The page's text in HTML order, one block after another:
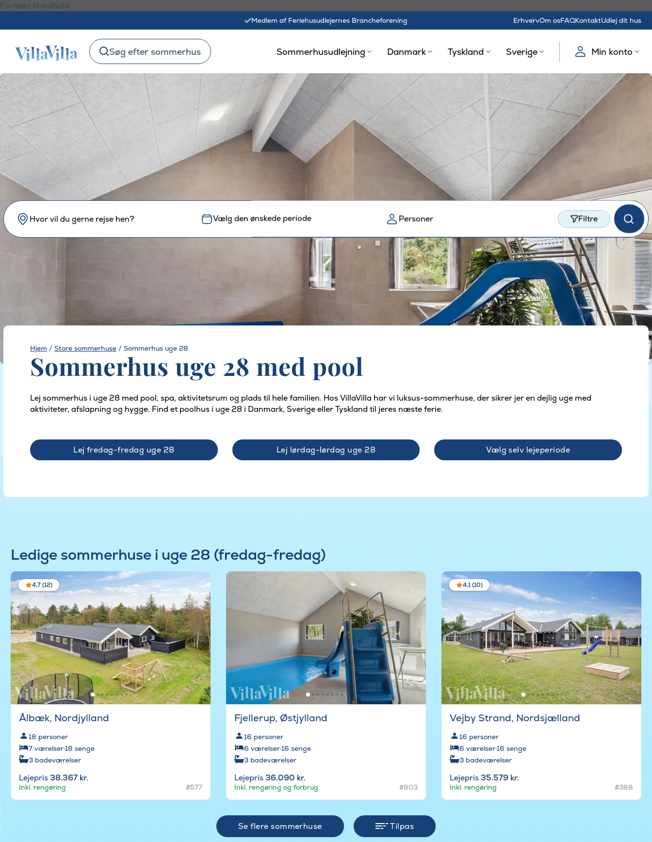
Fortsæt til indhold
Medlem af Feriehusudlejernes Brancheforening ErhvervOm osFAQKontaktUdlej dit hus
Søg efter sommerhus Sommerhusudlejning Danmark Tyskland Sverige Min konto
Hvor vil du gerne rejse hen? Vælg den ønskede periode Personer Filtre
Hjem / Store sommerhuse / Sommerhus uge 28
Sommerhus uge 28 med pool
Lej sommerhus i uge 28 med pool, spa, aktivitetsrum og plads til hele familien. Hos VillaVilla har vi luksus-sommerhuse, der sikrer jer en dejlig uge med
aktiviteter, afslapning og hygge. Find et poolhus i uge 28 i Danmark, Sverige eller Tyskland til jeres næste ferie.
Lej fredag-fredag uge 28 Lej lørdag-lørdag uge 28 Vælg selv lejeperiode
Ledige sommerhuse i uge 28 (fredag-fredag)
4,7 (12)
Ålbæk, Nordjylland
18 personer
7 værelser·18 senge
3 badeværelser
Lejepris 38.367 kr.
Inkl. rengøring #577
Fjellerup, Østjylland
16 personer
6 værelser·16 senge
3 badeværelser
Lejepris 36.090 kr.
Inkl. rengøring og forbrug #803
4,1 (10)
Vejby Strand, Nordsjælland
16 personer
6 værelser·16 senge
3 badeværelser
Lejepris 35.579 kr.
Inkl. rengøring #388
Se flere sommerhuse Tilpas